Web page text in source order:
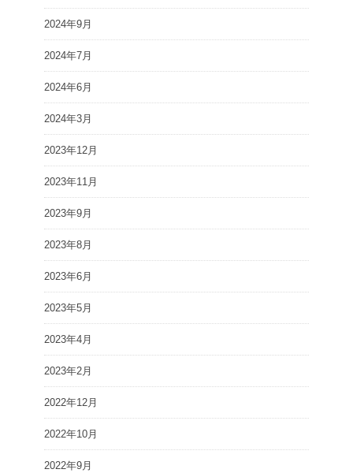
2024年9月
2024年7月
2024年6月
2024年3月
2023年12月
2023年11月
2023年9月
2023年8月
2023年6月
2023年5月
2023年4月
2023年2月
2022年12月
2022年10月
2022年9月